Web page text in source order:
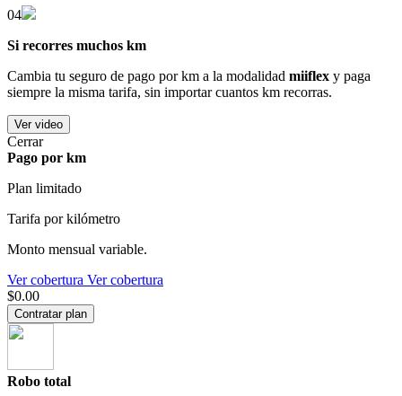
04
Si recorres muchos km
Cambia tu seguro de pago por km a la modalidad miiflex y paga
siempre la misma tarifa, sin importar cuantos km recorras.
Ver video
Cerrar
Pago por km
Plan limitado
Tarifa por kilómetro
Monto mensual variable.
Ver cobertura Ver cobertura
$0.00
Contratar plan
Robo total